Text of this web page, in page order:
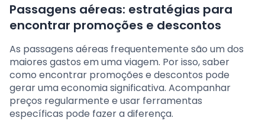
Passagens aéreas: estratégias para
encontrar promoções e descontos
As passagens aéreas frequentemente são um dos
maiores gastos em uma viagem. Por isso, saber
como encontrar promoções e descontos pode
gerar uma economia significativa. Acompanhar
preços regularmente e usar ferramentas
específicas pode fazer a diferença.